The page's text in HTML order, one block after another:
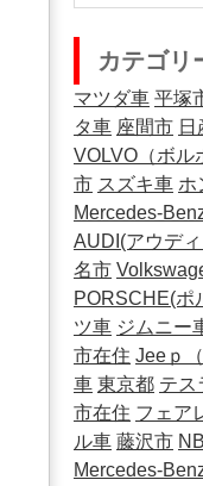
カテゴリ
マツダ車 平塚
タ車 座間市 日
VOLVO（ボル
市 スズキ車 ホ
Mercedes-
AUDI(アウデ
名市
PORSCHE(ポ
ツ車 ジムニー
市在住 Jeeｐ
車 東京都 テス
市在住 フェア
ル車 藤沢市
Mercedes-